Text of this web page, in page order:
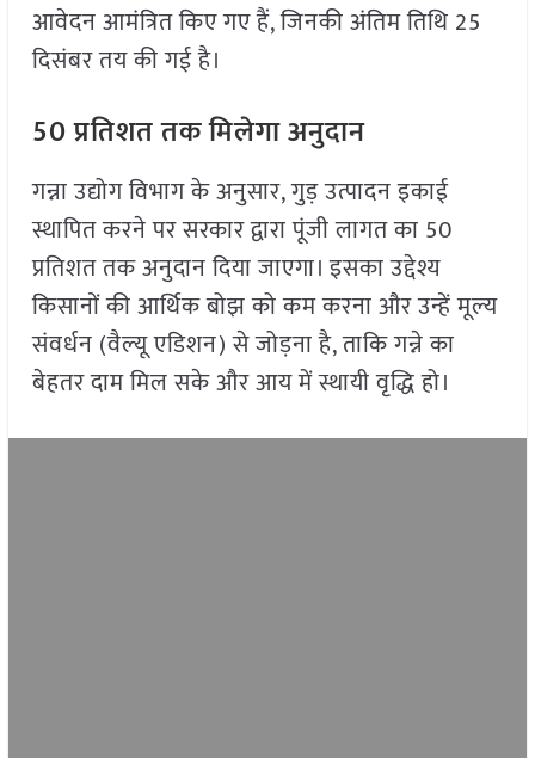
आवेदन आमंत्रित किए गए हैं, जिनकी अंतिम तिथि 25
दिसंबर तय की गई है।
50 प्रतिशत तक मिलेगा अनुदान
गन्ना उद्योग विभाग के अनुसार, गुड़ उत्पादन इकाई
स्थापित करने पर सरकार द्वारा पूंजी लागत का 50
प्रतिशत तक अनुदान दिया जाएगा। इसका उद्देश्य
किसानों की आर्थिक बोझ को कम करना और उन्हें मूल्य
संवर्धन (वैल्यू एडिशन) से जोड़ना है, ताकि गन्ने का
बेहतर दाम मिल सके और आय में स्थायी वृद्धि हो।